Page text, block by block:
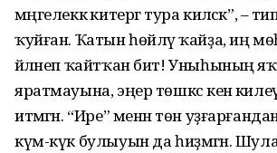
мәңгелеккә китергә тура киләсәк”, –
ҡуйған. Ҡатын һөйләү ҡайҙа, иң
әйләнеп ҡайтҡан бит! Уныһының
яратмауына, эңер төшкәс кенә
итмәгән. “Ире” менән төн
күм-күк булыуын да һиҙмәгән.